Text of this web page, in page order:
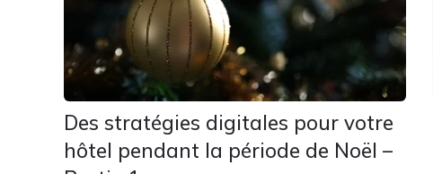
Des stratégies digitales pour votre
hôtel pendant la période de Noël –